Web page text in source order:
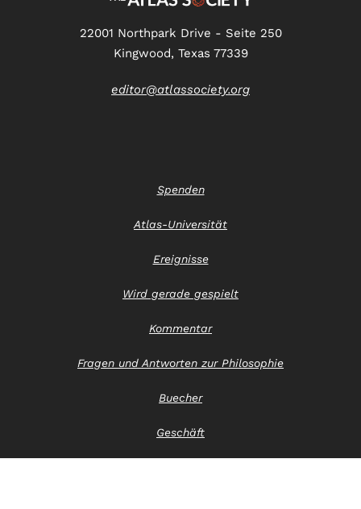
22001 Northpark Drive - Seite 250
Kingwood, Texas 77339
editor@atlassociety.org
Spenden
Atlas-Universität
Ereignisse
Wird gerade gespielt
Kommentar
Fragen und Antworten zur Philosophie
Buecher
Geschäft